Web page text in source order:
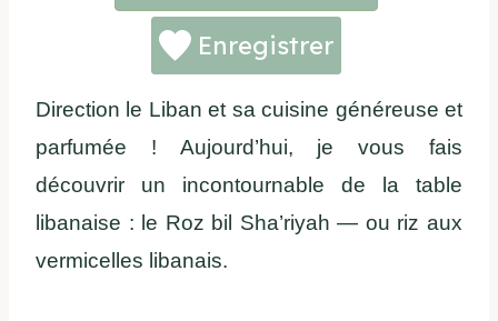
Enregistrer
Direction le Liban et sa cuisine généreuse et
parfumée ! Aujourd’hui, je vous fais
découvrir un incontournable de la table
libanaise : le Roz bil Sha’riyah — ou riz aux
vermicelles libanais.